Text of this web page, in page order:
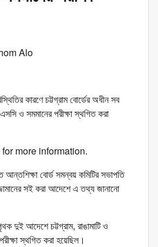
Alo
কারণে চট্টগ্রাম বোর্ডের অধীন সব
ও সমমানের পরীক্ষা স্থগিত করা
for more information.
আন্তশিক্ষা বোর্ড সমন্বয় কমিটির সভাপতি
সই করা আদেশে এ তথ্য জানানো
দুই আদেশে চট্টগ্রাম, রাঙামাটি ও
স্থগিত করা হয়েছিল।